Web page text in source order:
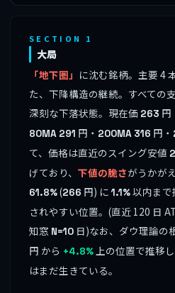
SECTION 1
大局
「地下圏」 に沈む銘柄。主要 4
た、下降構造の継続。すべての
深刻な下落状態。現在価 263 円
80MA 291 円・ 200MA 316 円・
て、価格は直近のスイング安値
げており、 下値の脆さがうかが
61.8%(266 円) に1.1%以内ま
されやすい位置。(直近 120 日
知窓 N=10 日)なお、ダウ理論の
円 から +4.8%上の位置で推移
はまだ生きている。